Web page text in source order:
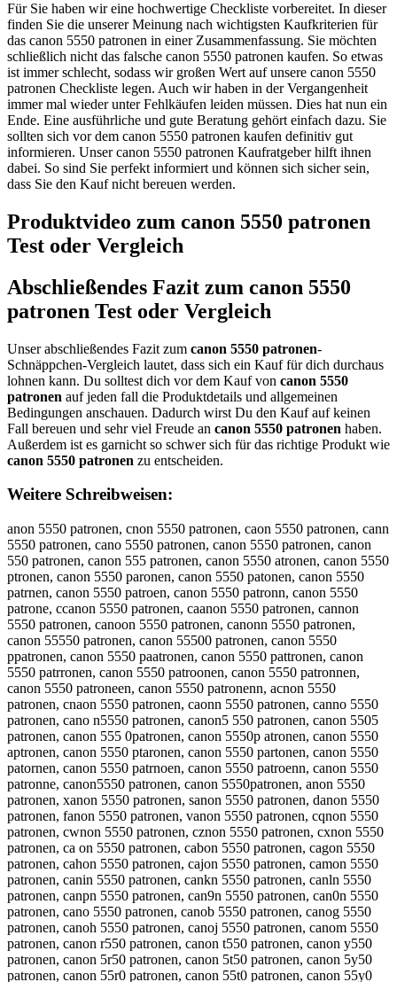
Für Sie haben wir eine hochwertige Checkliste vorbereitet. In dieser
finden Sie die unserer Meinung nach wichtigsten Kaufkriterien für
das canon 5550 patronen in einer Zusammenfassung. Sie möchten
schließlich nicht das falsche canon 5550 patronen kaufen. So etwas
ist immer schlecht, sodass wir großen Wert auf unsere canon 5550
patronen Checkliste legen. Auch wir haben in der Vergangenheit
immer mal wieder unter Fehlkäufen leiden müssen. Dies hat nun ein
Ende. Eine ausführliche und gute Beratung gehört einfach dazu. Sie
sollten sich vor dem canon 5550 patronen kaufen definitiv gut
informieren. Unser canon 5550 patronen Kaufratgeber hilft ihnen
dabei. So sind Sie perfekt informiert und können sich sicher sein,
dass Sie den Kauf nicht bereuen werden.
Produktvideo zum canon 5550 patronen
Test oder Vergleich
Abschließendes Fazit zum canon 5550
patronen Test oder Vergleich
Unser abschließendes Fazit zum canon 5550 patronen-
Schnäppchen-Vergleich lautet, dass sich ein Kauf für dich durchaus
lohnen kann. Du solltest dich vor dem Kauf von canon 5550
patronen auf jeden fall die Produktdetails und allgemeinen
Bedingungen anschauen. Dadurch wirst Du den Kauf auf keinen
Fall bereuen und sehr viel Freude an canon 5550 patronen haben.
Außerdem ist es garnicht so schwer sich für das richtige Produkt wie
canon 5550 patronen zu entscheiden.
Weitere Schreibweisen:
anon 5550 patronen, cnon 5550 patronen, caon 5550 patronen, cann
5550 patronen, cano 5550 patronen, canon 5550 patronen, canon
550 patronen, canon 555 patronen, canon 5550 atronen, canon 5550
ptronen, canon 5550 paronen, canon 5550 patonen, canon 5550
patrnen, canon 5550 patroen, canon 5550 patronn, canon 5550
patrone, ccanon 5550 patronen, caanon 5550 patronen, cannon
5550 patronen, canoon 5550 patronen, canonn 5550 patronen,
canon 55550 patronen, canon 55500 patronen, canon 5550
ppatronen, canon 5550 paatronen, canon 5550 pattronen, canon
5550 patrronen, canon 5550 patroonen, canon 5550 patronnen,
canon 5550 patroneen, canon 5550 patronenn, acnon 5550
patronen, cnaon 5550 patronen, caonn 5550 patronen, canno 5550
patronen, cano n5550 patronen, canon5 550 patronen, canon 5505
patronen, canon 555 0patronen, canon 5550p atronen, canon 5550
aptronen, canon 5550 ptaronen, canon 5550 partonen, canon 5550
patornen, canon 5550 patrnoen, canon 5550 patroenn, canon 5550
patronne, canon5550 patronen, canon 5550patronen, anon 5550
patronen, xanon 5550 patronen, sanon 5550 patronen, danon 5550
patronen, fanon 5550 patronen, vanon 5550 patronen, cqnon 5550
patronen, cwnon 5550 patronen, cznon 5550 patronen, cxnon 5550
patronen, ca on 5550 patronen, cabon 5550 patronen, cagon 5550
patronen, cahon 5550 patronen, cajon 5550 patronen, camon 5550
patronen, canin 5550 patronen, cankn 5550 patronen, canln 5550
patronen, canpn 5550 patronen, can9n 5550 patronen, can0n 5550
patronen, cano 5550 patronen, canob 5550 patronen, canog 5550
patronen, canoh 5550 patronen, canoj 5550 patronen, canom 5550
patronen, canon r550 patronen, canon t550 patronen, canon y550
patronen, canon 5r50 patronen, canon 5t50 patronen, canon 5y50
patronen, canon 55r0 patronen, canon 55t0 patronen, canon 55y0